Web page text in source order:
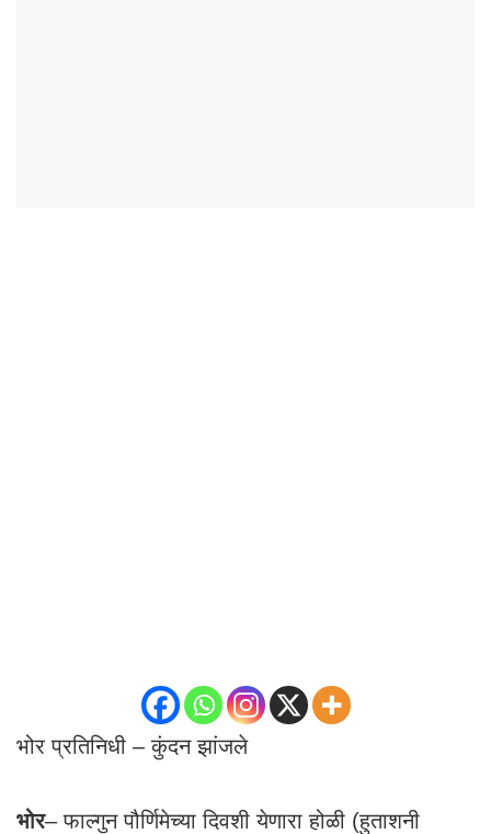
भोर प्रतिनिधी – कुंदन झांजले
भोर– फाल्गुन पौर्णिमेच्या दिवशी येणारा होळी (हुताशनी